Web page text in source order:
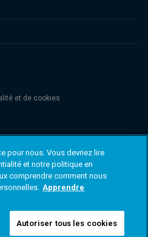
et de cookies
S.A., registered with the Registre
No. B 110242 and/or
B.V., regulated by the Dutch Authority
No. 08068841. Columbia
Threadneedle) est le nom de marque
Columbia et Threadneedle. © 2026
pour nous. Vous devriez lire
et notre politique en
comprendre comment nous
Apprendre
Autoriser tous les cookies